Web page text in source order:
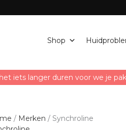
Shop
iets langer duren voor we je
/ Merken / Synchroline